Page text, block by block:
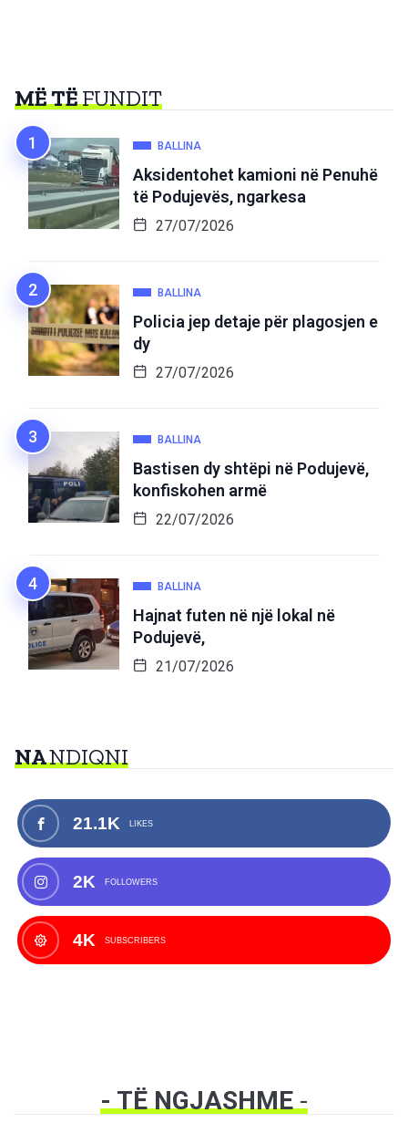
MË TËFUNDIT
BALLINA
Aksidentohet kamioni në Penuhë
të Podujevës, ngarkesa
27/07/2026
BALLINA
Policia jep detaje për plagosjen e
dy
27/07/2026
BALLINA
Bastisen dy shtëpi në Podujevë,
konfiskohen armë
22/07/2026
BALLINA
Hajnat futen në një lokal në
Podujevë,
21/07/2026
NANDIQNI
21.1K LIKES
2K FOLLOWERS
4K SUBSCRIBERS
- TË NGJASHME-